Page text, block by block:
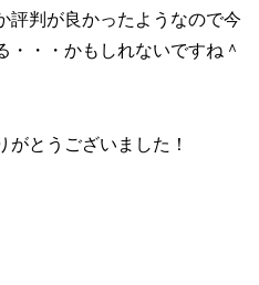
評判が良かったようなので今
・・かもしれないですね＾
とうございました！